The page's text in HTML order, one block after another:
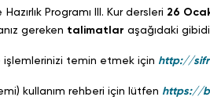
Programı III. Kur dersleri 26
gereken talimatlar aşağıdaki
işlemlerinizi temin etmek için http://
kullanım rehberi için lütfen https://